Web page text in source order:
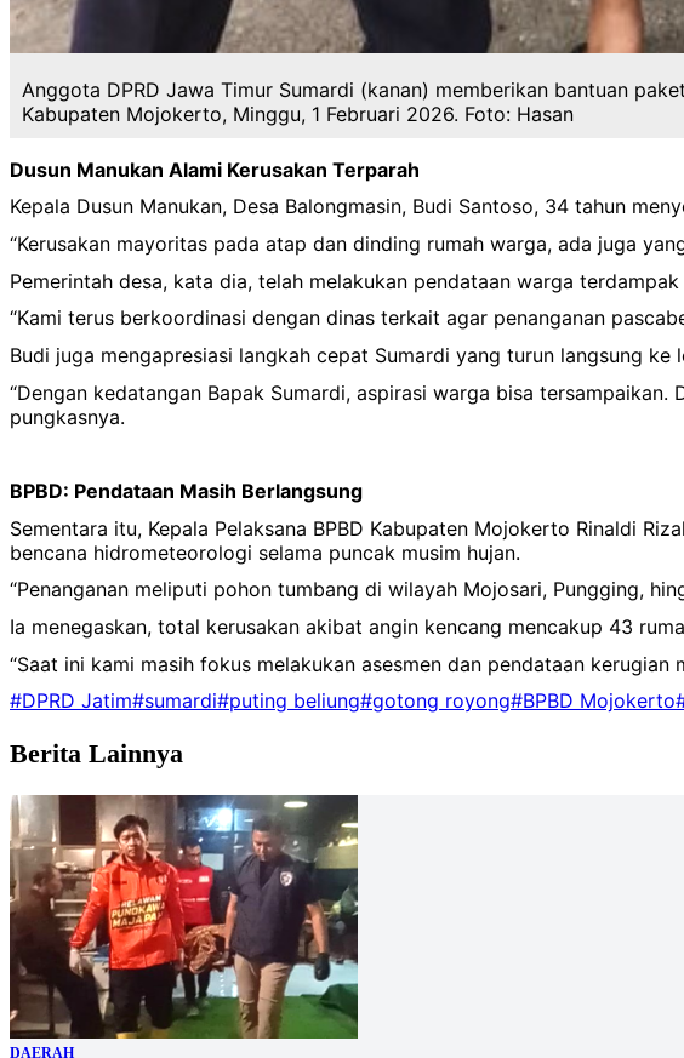
Anggota DPRD Jawa Timur Sumardi (kanan) memberikan bantuan
Kabupaten Mojokerto, Minggu, 1 Februari 2026. Foto: Hasan
Dusun Manukan Alami Kerusakan Terparah
Kepala Dusun Manukan, Desa Balongmasin, Budi Santoso, 34 tahun
“Kerusakan mayoritas pada atap dan dinding rumah warga, ada juga
Pemerintah desa, kata dia, telah melakukan pendataan warga
“Kami terus berkoordinasi dengan dinas terkait agar penanganan
Budi juga mengapresiasi langkah cepat Sumardi yang turun langsung ke
“Dengan kedatangan Bapak Sumardi, aspirasi warga bisa
pungkasnya.
BPBD: Pendataan Masih Berlangsung
Sementara itu, Kepala Pelaksana BPBD Kabupaten Mojokerto Rinaldi
bencana hidrometeorologi selama puncak musim hujan.
“Penanganan meliputi pohon tumbang di wilayah Mojosari, Pungging,
Ia menegaskan, total kerusakan akibat angin kencang mencakup 43
“Saat ini kami masih fokus melakukan asesmen dan pendataan
#DPRD Jatim#sumardi#puting beliung#gotong royong#BPBD Mojokerto
Berita Lainnya
DAERAH